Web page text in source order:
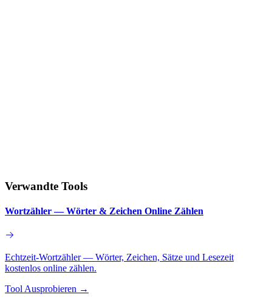
Verwandte Tools
Wortzähler — Wörter & Zeichen Online Zählen
Echtzeit-Wortzähler — Wörter, Zeichen, Sätze und Lesezeit
kostenlos online zählen.
Tool Ausprobieren →